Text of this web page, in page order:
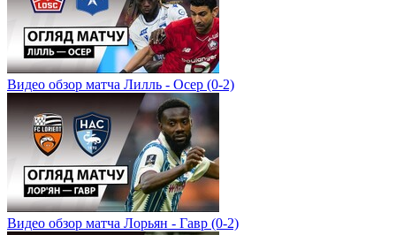
Видео обзор матча Лилль - Осер (0-2)
Видео обзор матча Лорьян - Гавр (0-2)